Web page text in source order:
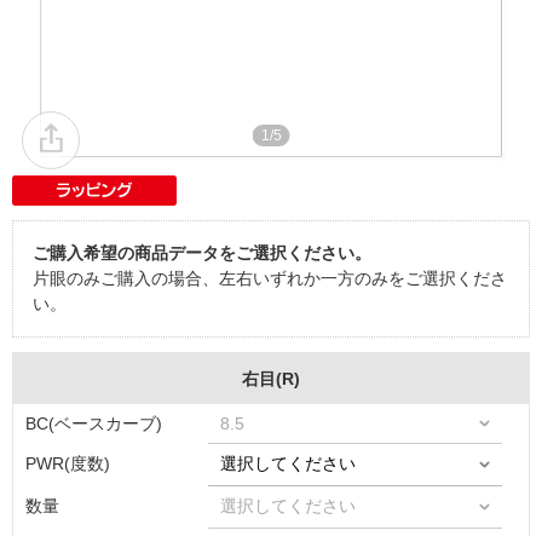
1/5
ご購入希望の商品データをご選択ください。
片眼のみご購入の場合、左右いずれか一方のみをご選択くださ
い。
右目(R)
BC(ベースカーブ)
PWR(度数)
数量